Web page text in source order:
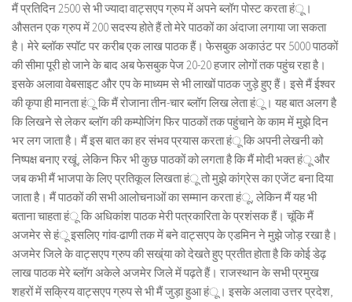
मैं प्रतिदिन 2500 से भी ज्यादा वाट्सएप ग्रुप में अपने ब्लॉग पोस्ट करता हंू।
औसतन एक ग्रुप में 200 सदस्य होते हैं तो मेरे पाठकों का अंदाजा लगाया जा सकता
है। मेरे ब्लॉक स्पॉट पर करीब एक लाख पाठक हैं। फेसबुक अकाउंट पर 5000 पाठकों
की सीमा पूरी हो जाने के बाद अब फेसबुक पेज 20-20 हजार लोगों तक पहुंच रहा है।
इसके अलावा वेबसाइट और एप के माध्यम से भी लाखों पाठक जुड़े हुए हैं। इसे मैं ईश्वर
की कृपा ही मानता हंू कि मैं रोजाना तीन-चार ब्लॉग लिख लेता हंू। यह बात अलग है
कि लिखने से लेकर ब्लॉग की कम्पोजिंग फिर पाठकों तक पहुंचाने के काम में मुझे दिन
भर लग जाता है। मैं इस बात का हर संभव प्रयास करता हंू कि अपनी लेखनी को
निष्पक्ष बनाए रखूं, लेकिन फिर भी कुछ पाठकों को लगता है कि मैं मोदी भक्त हंू और
जब कभी मैं भाजपा के लिए प्रतिकूल लिखता हंू तो मुझे कांग्रेस का एजेंट बना दिया
जाता है। मैं पाठकों की सभी आलोचनाओं का सम्मान करता हंू, लेकिन मैं यह भी
बताना चाहता हंू कि अधिकांश पाठक मेरी पत्रकारिता के प्रशंसक हैं। चूंकि मैं
अजमेर से हंू इसलिए गांव-ढाणी तक में बने वाट्सएप के एडमिन ने मुझे जोड़ रखा है।
अजमेर जिले के वाट्सएप ग्रुप की सख्ंया को देखते हुए प्रतीत होता है कि कोई डेढ़
लाख पाठक मेरे ब्लॉग अकेले अजमेर जिले में पढ़ते हैं। राजस्थान के सभी प्रमुख
शहरों में सक्रिय वाट्सएप ग्रुप से भी मैं जुड़ा हुआ हंू। इसके अलावा उत्तर प्रदेश,